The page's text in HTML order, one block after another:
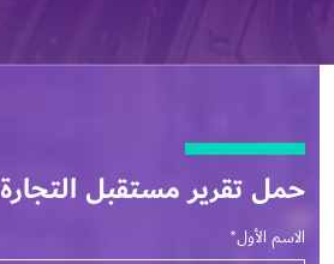
حمل تقرير مستقبل التجارة 2024 الآن
الاسم الأول *